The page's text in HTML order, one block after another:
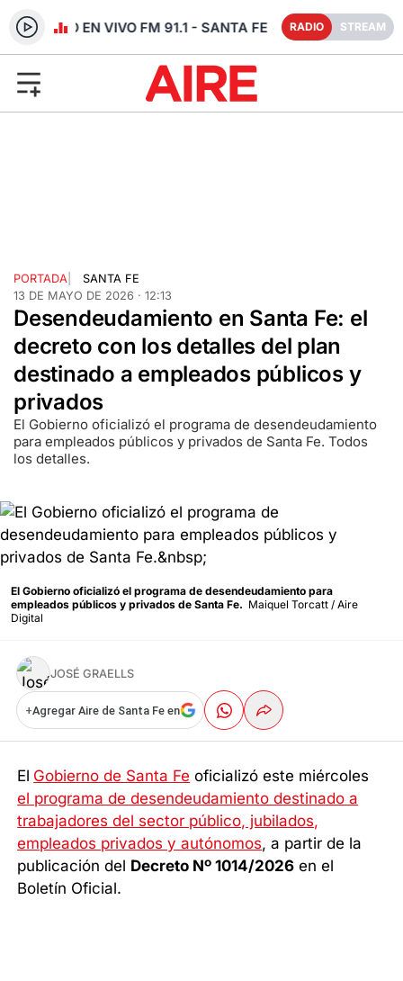
RADIO EN VIVO FM 91.1 - SANTA FE RADIO STREAM
PORTADA
SANTA FE
13 DE MAYO DE 2026 · 12:13
Desendeudamiento en Santa Fe: el
decreto con los detalles del plan
destinado a empleados públicos y
privados
El Gobierno oficializó el programa de desendeudamiento
para empleados públicos y privados de Santa Fe. Todos
los detalles.
El Gobierno oficializó el programa de desendeudamiento para
empleados públicos y privados de Santa Fe. Maiquel Torcatt / Aire
Digital
JOSÉ GRAELLS
+Agregar Aire de Santa Fe en
El Gobierno de Santa Fe oficializó este miércoles
el programa de desendeudamiento destinado a
trabajadores del sector público, jubilados,
empleados privados y autónomos, a partir de la
publicación del Decreto Nº 1014/2026 en el
Boletín Oficial.